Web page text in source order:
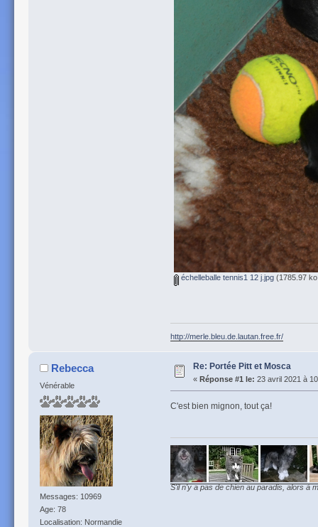
échelleballe tennis1 12 j.jpg(1785.97
http://merle.bleu.de.lautan.free.fr/
Rebecca
Vénérable
Messages: 10969
Age: 78
Localisation: Normandie
Re: Portée Pitt et Mosca
« Réponse #1 le: 23 avril 2021 à
C'est bien mignon, tout ça!
S'il n'y a pas de chien au paradis, alors à